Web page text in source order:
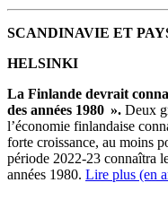
SCANDINAVIE ET
HELSINKI
La Finlande devrait
des années 1980 ». Deux
l’économie finlandaise
forte croissance, au moins
période 2022-23 connaîtra
années 1980. Lire plus (en